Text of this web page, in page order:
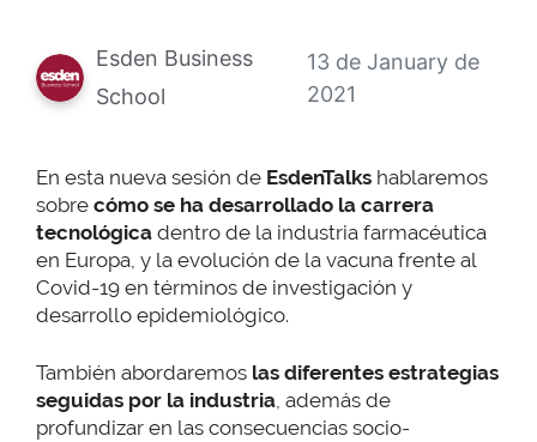
Esden Business
School
13 de January de
2021
En esta nueva sesión de EsdenTalks hablaremos
sobre cómo se ha desarrollado la carrera
tecnológica dentro de la industria farmacéutica
en Europa, y la evolución de la vacuna frente al
Covid-19 en términos de investigación y
desarrollo epidemiológico.
También abordaremos las diferentes estrategias
seguidas por la industria, además de
profundizar en las consecuencias socio-